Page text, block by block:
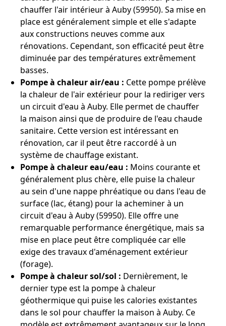
chauffer l'air intérieur à Auby (59950). Sa mise en
place est généralement simple et elle s'adapte
aux constructions neuves comme aux
rénovations. Cependant, son efficacité peut être
diminuée par des températures extrêmement
basses.
Pompe à chaleur air/eau : Cette pompe prélève
la chaleur de l'air extérieur pour la rediriger vers
un circuit d'eau à Auby. Elle permet de chauffer
la maison ainsi que de produire de l'eau chaude
sanitaire. Cette version est intéressant en
rénovation, car il peut être raccordé à un
système de chauffage existant.
Pompe à chaleur eau/eau : Moins courante et
généralement plus chère, elle puise la chaleur
au sein d'une nappe phréatique ou dans l'eau de
surface (lac, étang) pour la acheminer à un
circuit d'eau à Auby (59950). Elle offre une
remarquable performance énergétique, mais sa
mise en place peut être compliquée car elle
exige des travaux d'aménagement extérieur
(forage).
Pompe à chaleur sol/sol : Dernièrement, le
dernier type est la pompe à chaleur
géothermique qui puise les calories existantes
dans le sol pour chauffer la maison à Auby. Ce